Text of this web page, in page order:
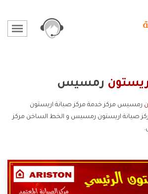
رمسيس
رمسيس مركز خدمة مركز صيانة اريستون
صيانة اريستون رمسيس و الخط الساخن مركز